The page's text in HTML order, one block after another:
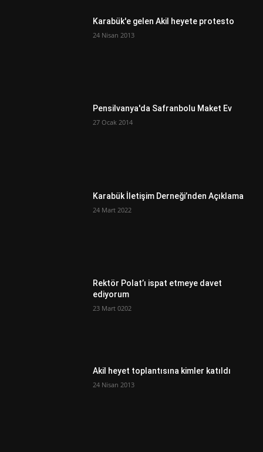
Karabük'e gelen Akil heyete protesto
24 Nisan 2013
Pensilvanya'da Safranbolu Maket Ev
27 Ocak 2014
Karabük İletişim Derneği’nden Açıklama
24 Mart 2022
Rektör Polat’ı ispat etmeye davet
ediyorum
23 Mart 0202
Akil heyet toplantısına kimler katıldı
24 Nisan 2013